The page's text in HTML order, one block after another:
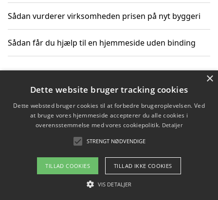
Sådan vurderer virksomheden prisen på nyt byggeri
Sådan får du hjælp til en hjemmeside uden binding
Copyright 2026 - Pilanto Aps
Om / kontakt
Blog Betingelser
×
Dette website bruger tracking cookies
Dette websted bruger cookies til at forbedre brugeroplevelsen. Ved
at bruge vores hjemmeside accepterer du alle cookies i
overensstemmelse med vores cookiepolitik. Detaljer
STRENGT NØDVENDIGE
TILLAD COOKIES TILLAD IKKE COOKIES
VIS DETALJER